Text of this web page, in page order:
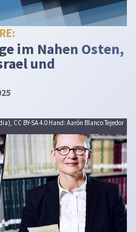
im Nahen Osten,
und
CC BY-SA 4.0 Hand: Aarón Blanco Tejedor